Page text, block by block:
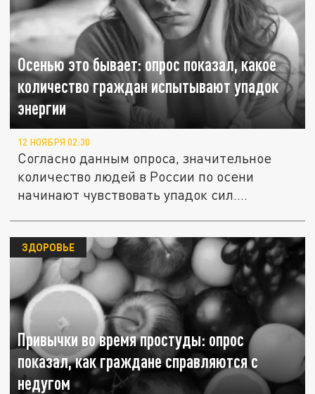
Осенью это бывает: опрос показал, какое
количество граждан испытывают упадок
энергии
12 НОЯБРЯ 02:30
Согласно данным опроса, значительное
количество людей в России по осени
начинают чувствовать упадок сил....
Привычки во время простуды: опрос
показал, как граждане справляются с
недугом
ЗДОРОВЬЕ